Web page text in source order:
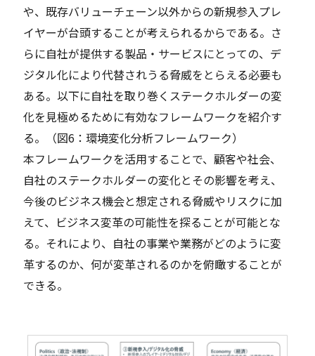
や、既存バリューチェーン以外からの新規参入プレ
イヤーが台頭することが考えられるからである。さ
らに自社が提供する製品・サービスにとっての、デ
ジタル化により代替されうる脅威をとらえる必要も
ある。以下に自社を取り巻くステークホルダーの変
化を見極めるために有効なフレームワークを紹介す
る。（図6：環境変化分析フレームワーク）
本フレームワークを活用することで、顧客や社会、
自社のステークホルダーの変化とその影響を考え、
今後のビジネス機会と想定される脅威やリスクに加
えて、ビジネス変革の可能性を探ることが可能とな
る。それにより、自社の事業や業務がどのように変
革するのか、何が変革されるのかを俯瞰することが
できる。